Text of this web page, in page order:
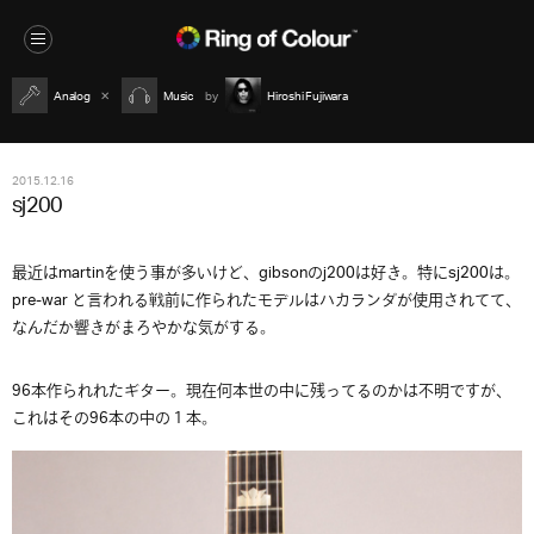
Analog Music Hiroshi Fujiwara
2015.12.16
sj200
最近はmartinを使う事が多いけど、gibsonのj200は好き。特にsj200は。
pre-war と言われる戦前に作られたモデルはハカランダが使用されてて、
なんだか響きがまろやかな気がする。
96本作られれたギター。現在何本世の中に残ってるのかは不明ですが、
これはその96本の中の１本。